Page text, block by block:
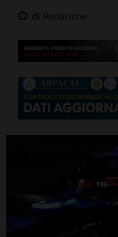
Redazione